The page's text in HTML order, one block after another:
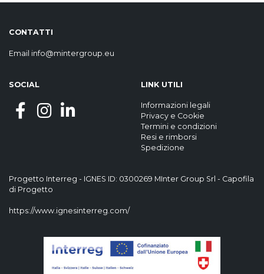
CONTATTI
Email info@mintergroup.eu
Progetto Interreg - IGNES ID: 0300269 MInter Group Srl - Capofila
di Progetto
https://www.ignesinterreg.com/
SOCIAL LINK UTILI
Informazioni legali
Privacy e Cookie
Termini e condizioni
Resi e rimborsi
Spedizione